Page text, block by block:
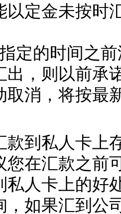
以定金未按时
定的时间之
出，则以前承
取消，将按最
款到私人卡上
您在汇款之前
私人卡上的好
，如果汇到公